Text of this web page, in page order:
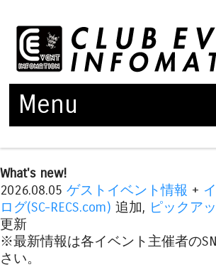
Menu
What's new!
2026.08.05 ゲストイベント情報 +
ログ(SC-RECS.com) 追加, ピックア
更新
※最新情報は各イベント主催者の
さい。